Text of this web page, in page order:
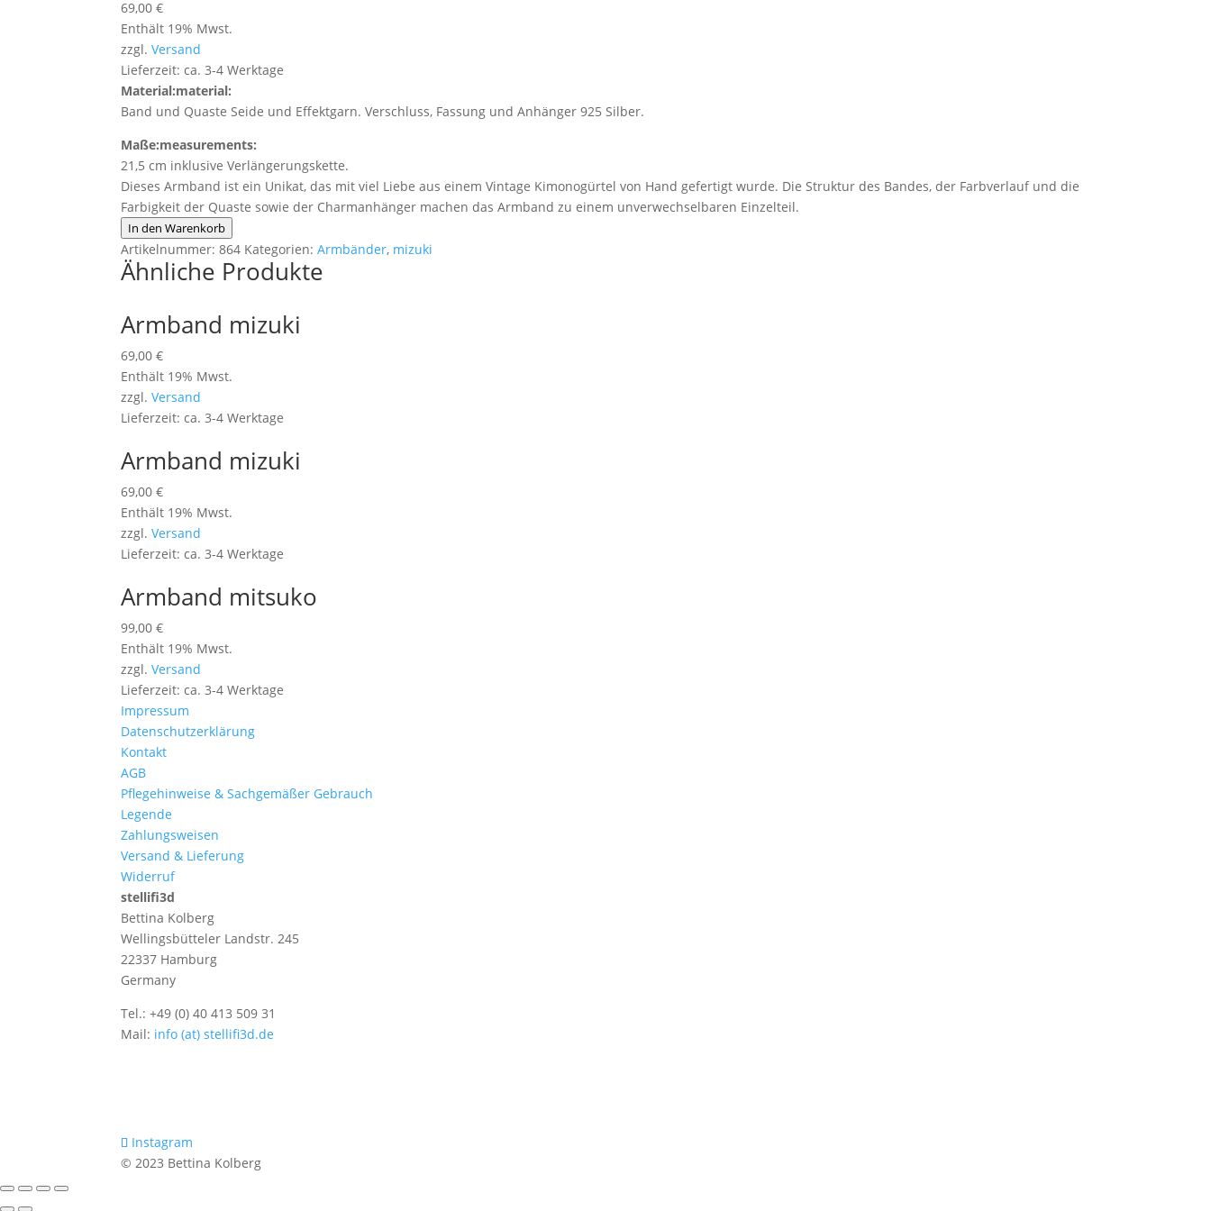
69,00€
Enthält 19% Mwst.
zzgl.Versand
Lieferzeit: ca. 3-4 Werktage
Material:material:
Band und Quaste Seide und Effektgarn. Verschluss, Fassung und Anhänger 925 Silber.
Maße:measurements:
21,5 cm inklusive Verlängerungskette.
Dieses Armband ist ein Unikat, das mit viel Liebe aus einem Vintage Kimonogürtel von Hand gefertigt wurde. Die Struktur des Bandes, der Farbverlauf und die
Farbigkeit der Quaste sowie der Charmanhänger machen das Armband zu einem unverwechselbaren Einzelteil.
Armband
mizuki
Menge
In den Warenkorb
Artikelnummer:864 Kategorien:Armbänder, mizuki
Ähnliche Produkte
Armband mizuki
69,00€
Enthält 19% Mwst.
zzgl.Versand
Lieferzeit: ca. 3-4 Werktage
Armband mizuki
69,00€
Enthält 19% Mwst.
zzgl.Versand
Lieferzeit: ca. 3-4 Werktage
Armband mitsuko
99,00€
Enthält 19% Mwst.
zzgl.Versand
Lieferzeit: ca. 3-4 Werktage
Impressum
Datenschutzerklärung
Kontakt
AGB
Pflegehinweise & Sachgemäßer Gebrauch
Legende
Zahlungsweisen
Versand & Lieferung
Widerruf
stellifi3d
Bettina Kolberg
Wellingsbütteler Landstr. 245
22337 Hamburg
Germany
Tel.: +49 (0) 40 413 509 31
Mail: info (at) stellifi3d.de
Instagram
© 2023 Bettina Kolberg